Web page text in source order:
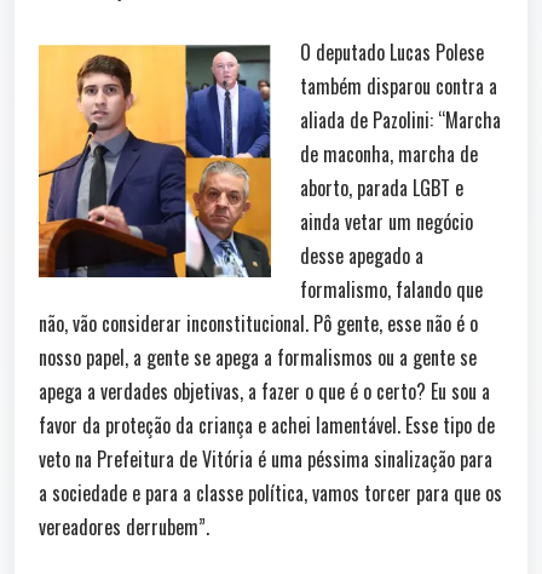
O deputado Lucas Polese
também disparou contra a
aliada de Pazolini: “Marcha
de maconha, marcha de
aborto, parada LGBT e
ainda vetar um negócio
desse apegado a
formalismo, falando que
não, vão considerar inconstitucional. Pô gente, esse não é o
nosso papel, a gente se apega a formalismos ou a gente se
apega a verdades objetivas, a fazer o que é o certo? Eu sou a
favor da proteção da criança e achei lamentável. Esse tipo de
veto na Prefeitura de Vitória é uma péssima sinalização para
a sociedade e para a classe política, vamos torcer para que os
vereadores derrubem”.